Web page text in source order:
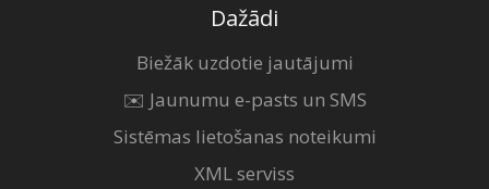
Dažādi
Biežāk uzdotie jautājumi
✉️ Jaunumu e-pasts un SMS
Sistēmas lietošanas noteikumi
XML serviss